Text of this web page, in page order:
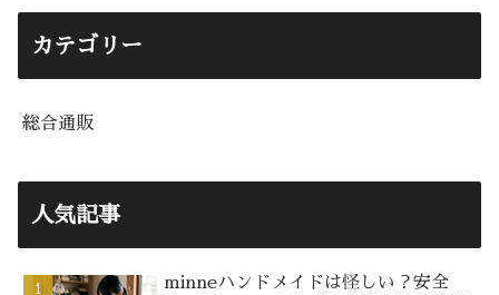
カテゴリー
総合通販
人気記事
minneハンドメイドは怪しい？安全